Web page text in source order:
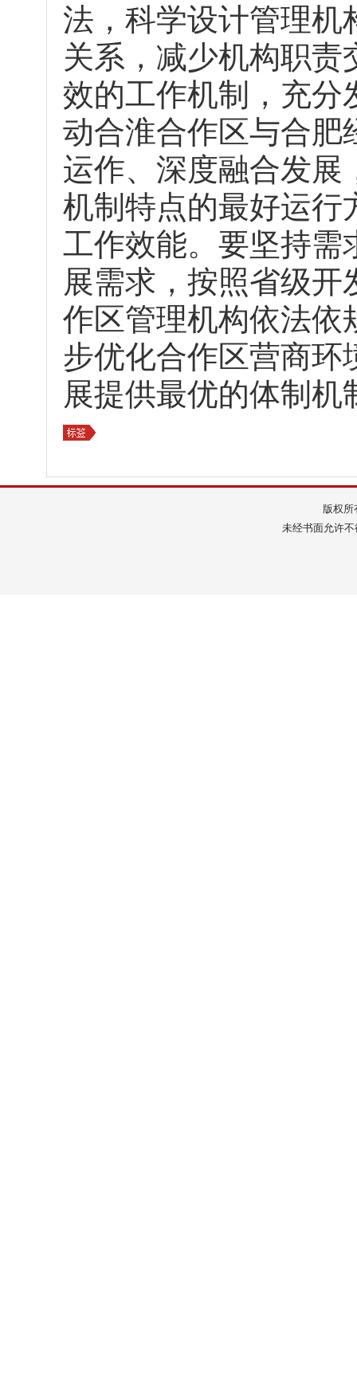
法，科学设计管理机
关系，减少机构职
效的工作机制，充分
动合淮合作区与合肥
运作、深度融合发展
机制特点的最好运行
工作效能。要坚持需
展需求，按照省级
作区管理机构依法依
步优化合作区营商环
展提供最优的体制机
版权
未经书面允许